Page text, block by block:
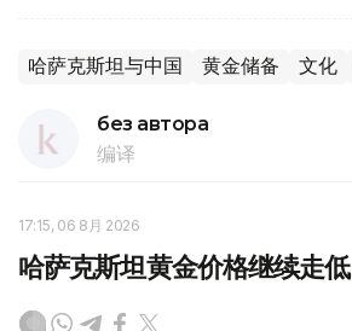
哈萨克斯坦与中国 黄金储备 文化
без автора
编译
17:15, 06 8月 2026
哈萨克斯坦黄金价格继续走低